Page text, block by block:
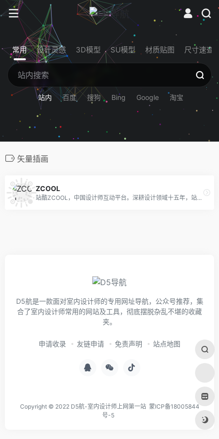
常用 设计灵感 3D模型 SU模型 材质贴图 尺寸速查
站内 百度 搜狗 Bing Google 淘宝
矢量插画
ZCOOL
站酷ZCOOL，中国设计师互动平台。深耕设计领域十五年，站酷聚集了1500万设计师、摄影师、插画师、艺术家、创意人，设计创意群体中具有较高的影响力与号召力。
D5航是一款面对室内设计师的专用网址导航，公众号推荐，集
合了室内设计师常用的网站及工具，彻底摆脱杂乱不堪的收藏
夹。
申请收录 友链申请 免责声明 站点地图
Copyright © 2022 D5航-室内设计师上网第一站 蒙ICP备18005844
号-5